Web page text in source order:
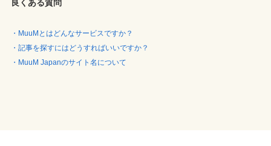
良くある質問
・MuuMとはどんなサービスですか？
・記事を探すにはどうすればいいですか？
・MuuM Japanのサイト名について